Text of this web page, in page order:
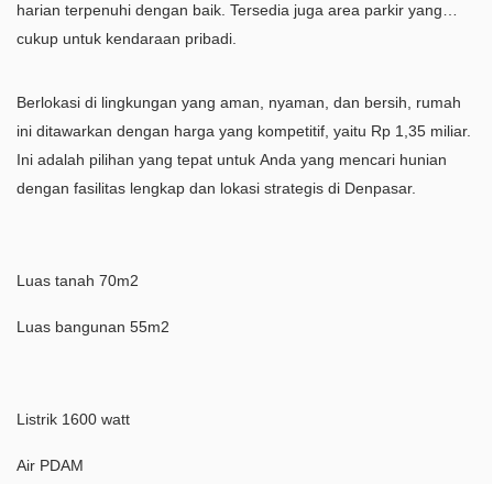
harian terpenuhi dengan baik. Tersedia juga area parkir yang
cukup untuk kendaraan pribadi.
Berlokasi di lingkungan yang aman, nyaman, dan bersih, rumah
ini ditawarkan dengan harga yang kompetitif, yaitu Rp 1,35 miliar.
Ini adalah pilihan yang tepat untuk Anda yang mencari hunian
dengan fasilitas lengkap dan lokasi strategis di Denpasar.
Luas tanah 70m2
Luas bangunan 55m2
Listrik 1600 watt
Air PDAM